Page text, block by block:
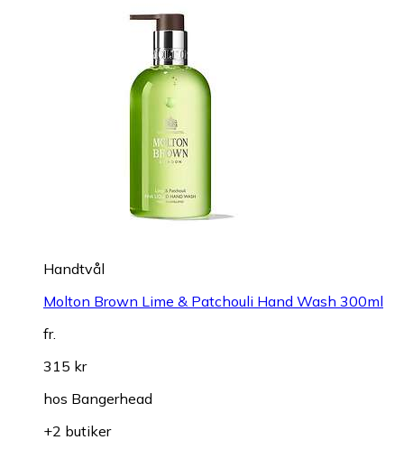
Handtvål
Molton Brown Lime & Patchouli Hand Wash 300ml
fr.
315 kr
hos Bangerhead
+2 butiker